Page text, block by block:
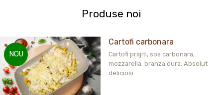
Produse noi
NOU
Cartofi carbonara
Cartofi prajiti, sos carbonara,
mozzarella, branza dura. Absolut
deliciosi